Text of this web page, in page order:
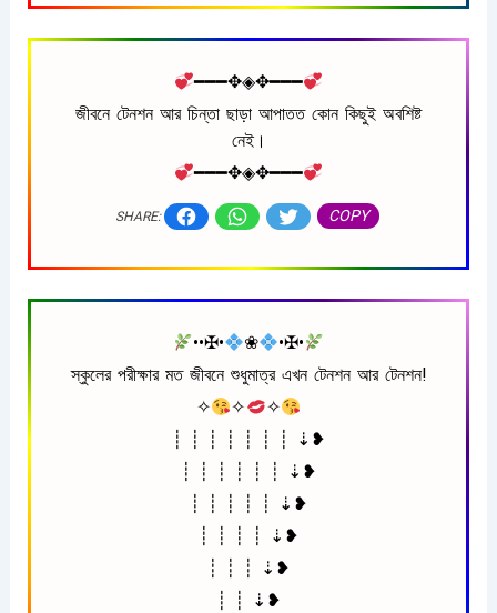
━━━✥◈✥━━━
জীবনে টেনশন আর চিন্তা ছাড়া আপাতত কোন কিছুই অবশিষ্ট
নেই।
━━━✥◈✥━━━
SHARE: COPY
••✠• ❀
•✠•
স্কুলের পরীক্ষার মত জীবনে শুধুমাত্র এখন টেনশন আর টেনশন!
✧
✧
✧
┊ ┊ ┊ ┊ ┊ ┊ ┊ ⇣❥
┊ ┊ ┊ ┊ ┊ ┊ ⇣❥
┊ ┊ ┊ ┊ ┊ ⇣❥
┊ ┊ ┊ ┊ ⇣❥
┊ ┊ ┊ ⇣❥
┊ ┊ ⇣❥